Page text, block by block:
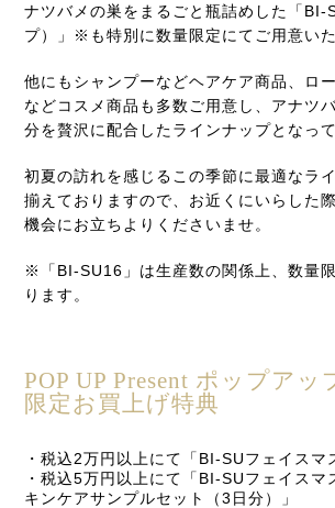
ナツバメの巣をまるごと瓶詰めした「BI-
プ）」※も特別に数量限定にてご用意いた
他にもシャンプーなどヘアケア商品、ロ
などコスメ商品も多数ご用意し、アナツ
分を贅沢に配合したラインナップとなっ
初夏の訪れを感じるこの季節に最適なラ
揃えておりますので、お近くにいらした
機会にお立ちよりくださいませ。
※「BI-SU16」は生産数の関係上、数量
ります。
POP UP Present ポップア
限定お買上げ特典
・税込2万円以上にて「BI-SUフェイスマ
・税込5万円以上にて「BI-SUフェイスマ
キンケアサンプルセット（3日分）」